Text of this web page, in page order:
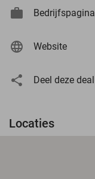
Bedrijfspagina
Website
Deel deze deal
Locaties